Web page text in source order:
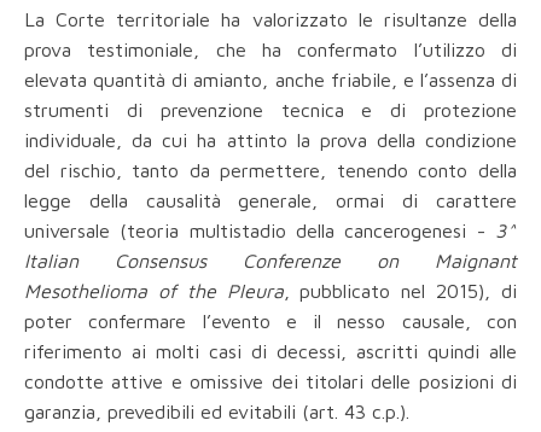
La Corte territoriale ha valorizzato le risultanze della
prova testimoniale, che ha confermato l’utilizzo di
elevata quantità di amianto, anche friabile, e l’assenza di
strumenti di prevenzione tecnica e di protezione
individuale, da cui ha attinto la prova della condizione
del rischio, tanto da permettere, tenendo conto della
legge della causalità generale, ormai di carattere
universale (teoria multistadio della cancerogenesi - 3^
Italian Consensus Conferenze on Maignant
Mesothelioma of the Pleura, pubblicato nel 2015), di
poter confermare l’evento e il nesso causale, con
riferimento ai molti casi di decessi, ascritti quindi alle
condotte attive e omissive dei titolari delle posizioni di
garanzia, prevedibili ed evitabili (art. 43 c.p.).